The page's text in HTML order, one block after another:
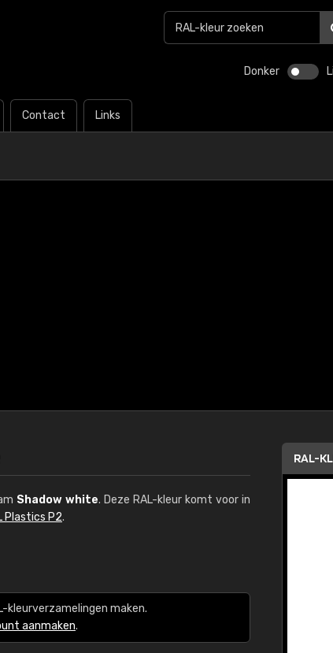
Donker
Contact Links
Shadow white. Deze RAL-kleur komt voor in
Plastics P2.
kleurverzamelingen maken.
aanmaken.
RAL-
RAL K7 op waterbasis